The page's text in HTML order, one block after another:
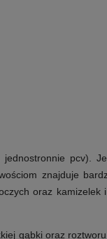
pcv).
znajduje
oraz kamizelek
gąbki oraz roztworu